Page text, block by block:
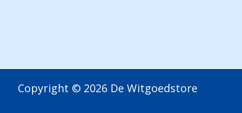
Copyright © 2026 De Witgoedstore